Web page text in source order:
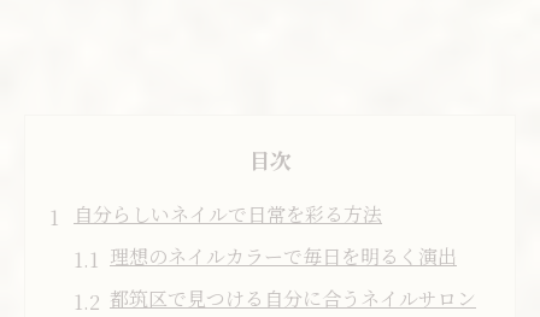
目次
自分らしいネイルで日常を彩る方法
理想のネイルカラーで毎日を明るく演出
都筑区で見つける自分に合うネイルサロン